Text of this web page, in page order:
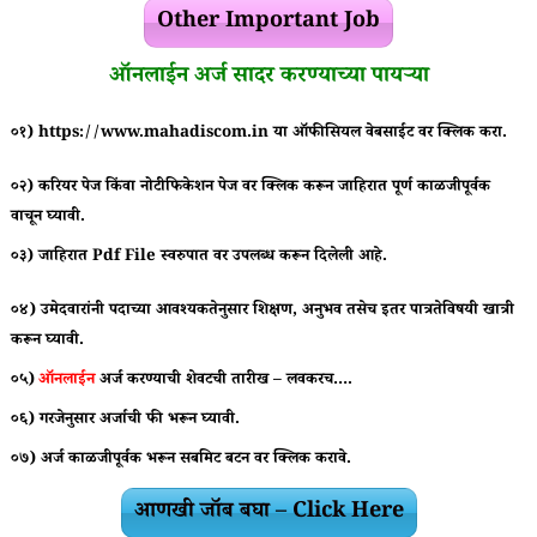
Other Important Job
ऑनलाईन अर्ज सादर करण्याच्या पायऱ्या
०१) https://www.mahadiscom.in या ऑफीसियल वेबसाईट वर क्लिक करा.
०२) करियर पेज किंवा नोटीफिकेशन पेज वर क्लिक करून जाहिरात पूर्ण काळजीपूर्वक
वाचून घ्यावी.
०३) जाहिरातPdf File स्वरुपात वर उपलब्ध करून दिलेली आहे.
०४) उमेदवारांनी पदाच्या आवश्यकतेनुसार शिक्षण, अनुभव तसेच इतर पात्रतेविषयी खात्री
करून घ्यावी.
०५)ऑनलाईनअर्ज करण्याची शेवटची तारीख – लवकरच….
०६) गरजेनुसार अर्जाची फी भरून घ्यावी.
०७) अर्ज काळजीपूर्वक भरून सबमिट बटन वर क्लिक करावे.
आणखी जॉब बघा – Click Here